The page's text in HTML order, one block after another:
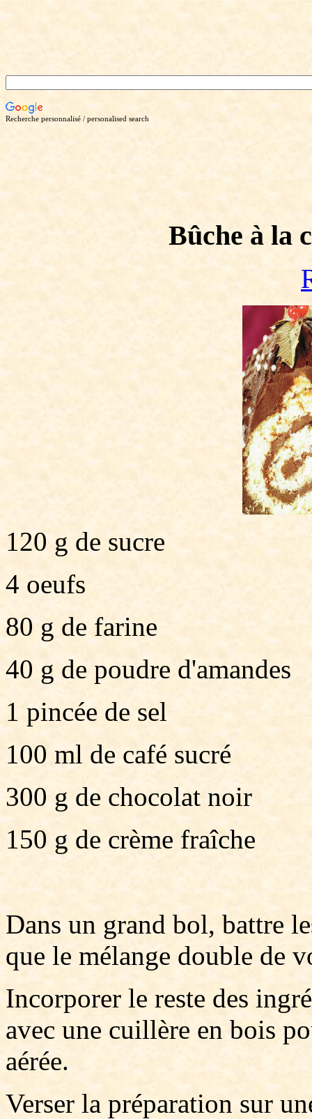
Recherche personnalisé / personalised search
Bûche à la
120 g de sucre
4 oeufs
80 g de farine
40 g de poudre d'amandes
1 pincée de sel
100 ml de café sucré
300 g de chocolat noir
150 g de crème fraîche
Dans un grand bol, battre
que le mélange double de
Incorporer le reste des
avec une cuillère en bois
aérée.
Verser la préparation sur